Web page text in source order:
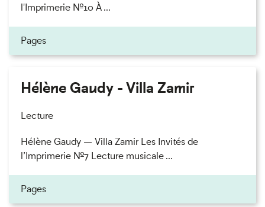
l'Imprimerie n°10 À ...
Pages
Hélène Gaudy - Villa Zamir
Lecture
Hélène Gaudy — Villa Zamir Les Invités de
l’Imprimerie n°7 Lecture musicale ...
Pages